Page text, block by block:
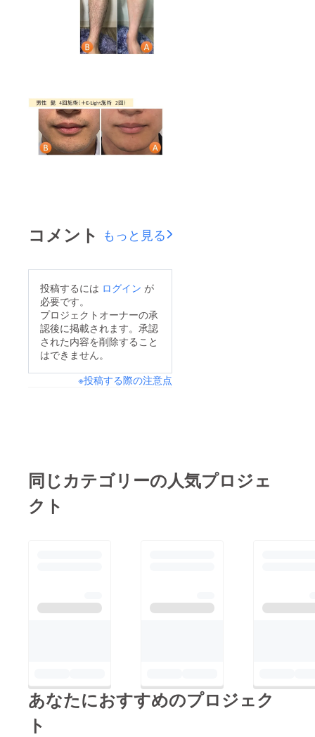
コメント もっと見る
投稿するには ログイン が
必要です。
プロジェクトオーナーの承
認後に掲載されます。承認
された内容を削除すること
はできません。
※投稿する際の注意点
同じカテゴリーの人気プロジェ
クト
あなたにおすすめのプロジェク
ト